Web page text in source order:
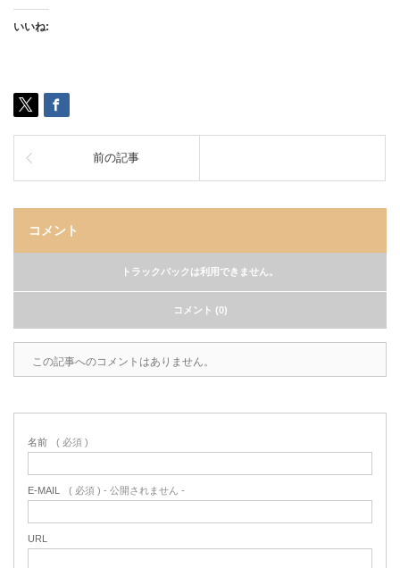
いいね:
前の記事
コメント
トラックバックは利用できません。
コメント (0)
この記事へのコメントはありません。
名前 ( 必須 )
E-MAIL ( 必須 ) - 公開されません -
URL